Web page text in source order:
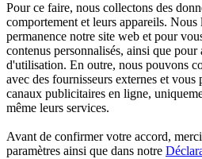
Pour ce faire, nous collectons des
comportement et leurs appareils.
permanence notre site web et pour
contenus personnalisés, ainsi que pour
d'utilisation. En outre, nous pouvons
avec des fournisseurs externes et
canaux publicitaires en ligne,
même leurs services.
Avant de confirmer votre accord,
paramètres ainsi que dans notre